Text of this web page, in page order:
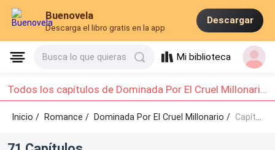
Buenovela
Descarga el libro gratis en la app
Descargar
Busca lo que quieras Mi biblioteca
Todos los capítulos de Dominada Por El Cruel Millonario : Capítulo 1 - Capítulo 10
Inicio / Romance/Dominada Por El Cruel Millonario / Capítulo 1 - Capítulo 10